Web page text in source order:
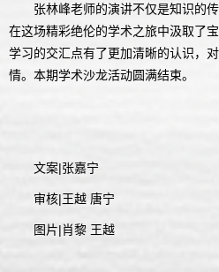
张林峰老师的演讲不仅是知识的
在这场精彩绝伦的学术之旅中汲取了
学习的交汇点有了更加清晰的认识，
情。本期学术沙龙活动圆满结束。
文案|张嘉宁
审核|王越 唐宁
图片|肖黎 王越